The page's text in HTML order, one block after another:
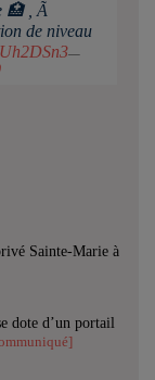
🏥 , Ã
de niveau
—
Sainte-Marie à
dote d’un portail